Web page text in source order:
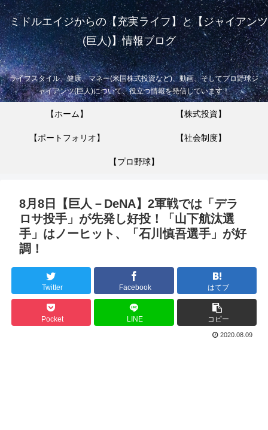
ミドルエイジからの【充実ライフ】と【ジャイアンツ
(巨人)】情報ブログ
ライフスタイル、健康、マネー(米国株式投資など)、動画、そしてプロ野球ジ
ャイアンツ(巨人)について、役立つ情報を発信しています！
【ホーム】 【株式投資】
【ポートフォリオ】 【社会制度】
【プロ野球】
8月8日【巨人－DeNA】2軍戦では「デラ
ロサ投手」が先発し好投！「山下航汰選
手」はノーヒット、「石川慎吾選手」が好
調！
Twitter Facebook はてブ
Pocket LINE コピー
2020.08.09